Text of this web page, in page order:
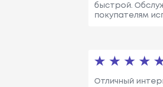
быстрой.
покупателям
Отличный